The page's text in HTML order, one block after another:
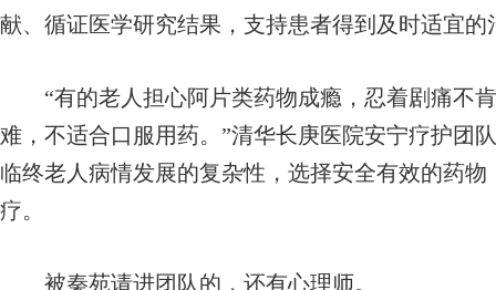
献、循证医学研究结果，支持患者得到及时适宜的
“有的老人担心阿片类药物成瘾，忍着剧痛不
难，不适合口服用药。”清华长庚医院安宁疗护团
临终老人病情发展的复杂性，选择安全有效的药
疗。
被秦苑请进团队的，还有心理师。